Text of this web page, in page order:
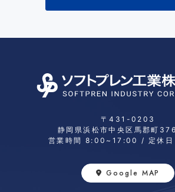
〒431-0203
静岡県浜松市中央区馬郡町
営業時間 8:00~17:00 / 定休日
Google MAP